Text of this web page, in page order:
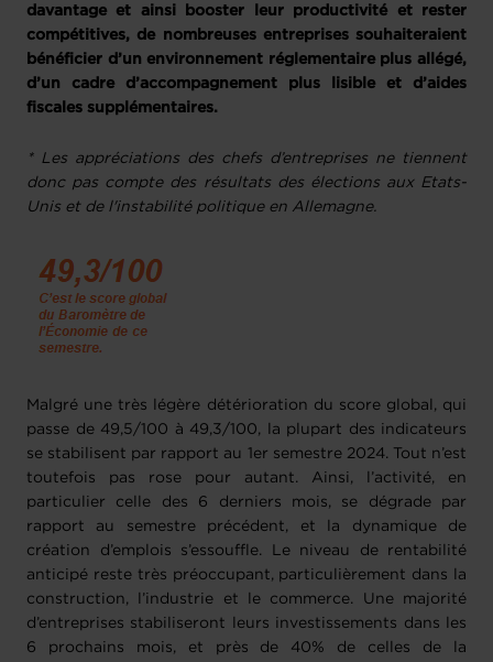
davantage et ainsi booster leur productivité et rester
compétitives, de nombreuses entreprises souhaiteraient
bénéficier d’un environnement réglementaire plus allégé,
d’un cadre d’accompagnement plus lisible et d’aides
fiscales supplémentaires.
* Les appréciations des chefs d’entreprises ne tiennent
donc pas compte des résultats des élections aux Etats-
Unis et de l'instabilité politique en Allemagne.
Malgré une très légère détérioration du score global, qui
passe de 49,5/100 à 49,3/100, la plupart des indicateurs
se stabilisent par rapport au 1er semestre 2024. Tout n’est
toutefois pas rose pour autant. Ainsi, l’activité, en
particulier celle des 6 derniers mois, se dégrade par
rapport au semestre précédent, et la dynamique de
création d’emplois s’essouffle. Le niveau de rentabilité
anticipé reste très préoccupant, particulièrement dans la
construction, l’industrie et le commerce. Une majorité
d’entreprises stabiliseront leurs investissements dans les
6 prochains mois, et près de 40% de celles de la